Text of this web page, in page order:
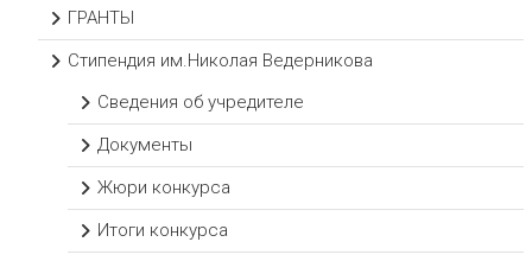
ГРАНТЫ
Стипендия им.Николая Ведерникова
Сведения об учредителе
Документы
Жюри конкурса
Итоги конкурса